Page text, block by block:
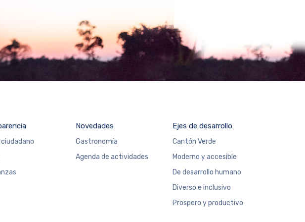
ciudadano
Novedades
Gastronomía
Agenda de actividades
Ejes de desarrollo
Cantón Verde
Moderno y accesible
De desarrollo humano
Diverso e inclusivo
Prospero y productivo